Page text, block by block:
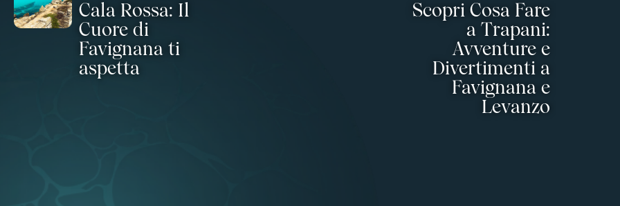
Cala Rossa: Il
Cuore di
Favignana ti
aspetta
Scopri Cosa Fare
a Trapani:
Avventure e
Divertimenti a
Favignana e
Levanzo